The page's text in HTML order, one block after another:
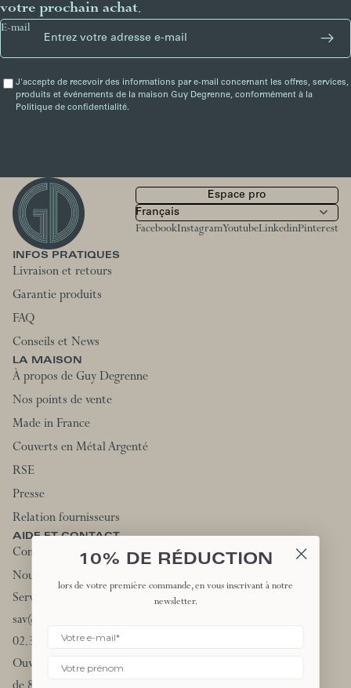
votre prochain achat.
E-mail
J'accepte de recevoir des informations par e-mail concernant les offres, services,
produits et événements de la maison Guy Degrenne, conformément à la
Politique de confidentialité.
Espace pro
FacebookInstagramYoutubeLinkedinPinterest
INFOS PRATIQUES
Livraison et retours
Garantie produits
FAQ
Conseils et News
LA MAISON
À propos de Guy Degrenne
Nos points de vente
Made in France
Couverts en Métal Argenté
RSE
Presse
Relation fournisseurs
AIDE ET CONTACT
Contactez-nous
Nous rejoindre
Service client:
sav@degrenne.fr
02.31.66.44.90
Ouvert du lundi au vendredi
10% DE RÉDUCTION
lors de votre première commande, en vous inscrivant à notre
newsletter.